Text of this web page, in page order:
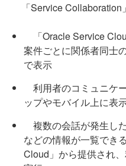
「Service Collaboration
「Oracle Service
案件ごとに関係者同士
で表示
利用者のコミュニケ
ップやモバイル上に表
複数の会話が発生し
などの情報が一覧でき
Cloud」から提供され